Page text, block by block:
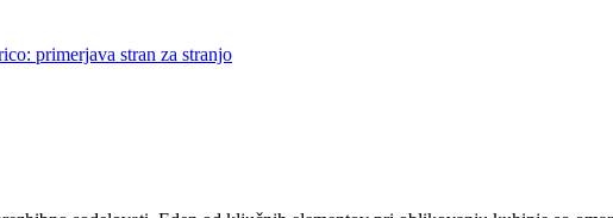
primerjava stran za stranjo